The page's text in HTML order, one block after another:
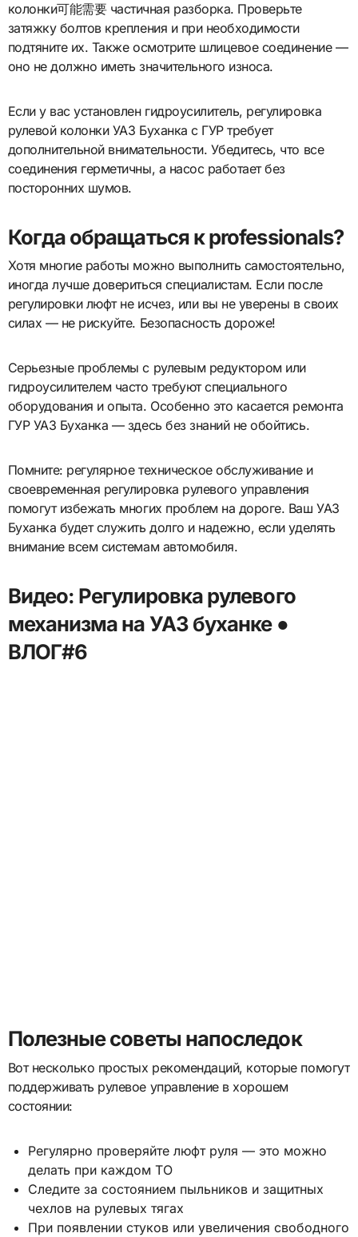
колонки可能需要 частичная разборка. Проверьте
затяжку болтов крепления и при необходимости
подтяните их. Также осмотрите шлицевое соединение —
оно не должно иметь значительного износа.
Если у вас установлен гидроусилитель, регулировка
рулевой колонки УАЗ Буханка с ГУР требует
дополнительной внимательности. Убедитесь, что все
соединения герметичны, а насос работает без
посторонних шумов.
Когда обращаться к professionals?
Хотя многие работы можно выполнить самостоятельно,
иногда лучше довериться специалистам. Если после
регулировки люфт не исчез, или вы не уверены в своих
силах — не рискуйте. Безопасность дороже!
Серьезные проблемы с рулевым редуктором или
гидроусилителем часто требуют специального
оборудования и опыта. Особенно это касается ремонта
ГУР УАЗ Буханка — здесь без знаний не обойтись.
Помните: регулярное техническое обслуживание и
своевременная регулировка рулевого управления
помогут избежать многих проблем на дороге. Ваш УАЗ
Буханка будет служить долго и надежно, если уделять
внимание всем системам автомобиля.
Видео: Регулировка рулевого
механизма на УАЗ буханке ●
ВЛОГ#6
Полезные советы напоследок
Вот несколько простых рекомендаций, которые помогут
поддерживать рулевое управление в хорошем
состоянии:
Регулярно проверяйте люфт руля — это можно
делать при каждом ТО
Следите за состоянием пыльников и защитных
чехлов на рулевых тягах
При появлении стуков или увеличения свободного